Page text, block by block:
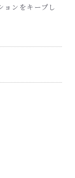
ョンをキープし